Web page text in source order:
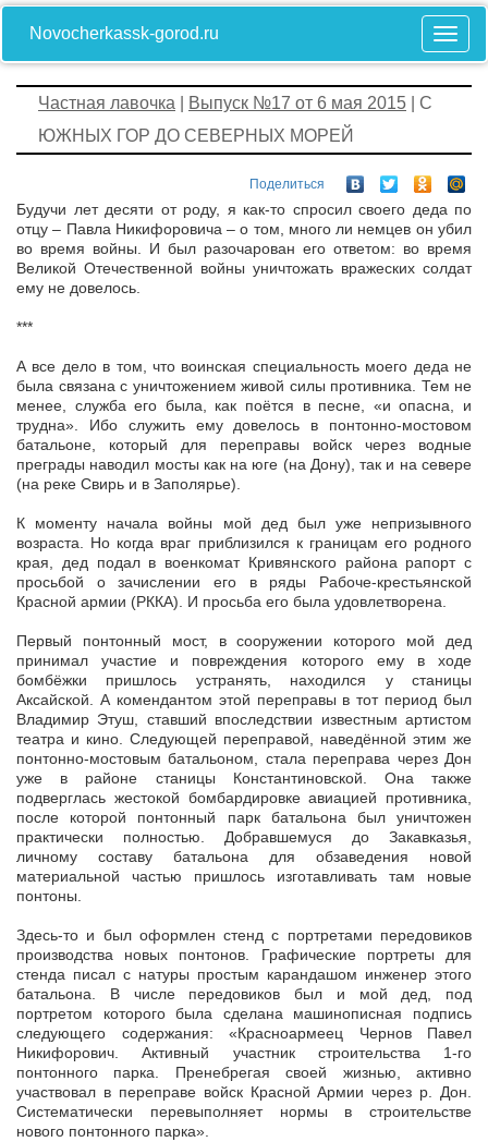
Novocherkassk-gorod.ru
Частная лавочка Выпуск №17 от 6 мая 2015 | С
ЮЖНЫХ ГОР ДО СЕВЕРНЫХ МОРЕЙ
Поделиться
Будучи лет десяти от роду, я как-то спросил своего деда по
отцу – Павла Никифоровича – о том, много ли немцев он убил
во время войны. И был разочарован его ответом: во время
Великой Отечественной войны уничтожать вражеских солдат
ему не довелось.
***
А все дело в том, что воинская специальность моего деда не
была связана с уничтожением живой силы противника. Тем не
менее, служба его была, как поётся в песне, «и опасна, и
трудна». Ибо служить ему довелось в понтонно-мостовом
батальоне, который для переправы войск через водные
преграды наводил мосты как на юге (на Дону), так и на севере
(на реке Свирь и в Заполярье).
К моменту начала войны мой дед был уже непризывного
возраста. Но когда враг приблизился к границам его родного
края, дед подал в военкомат Кривянского района рапорт с
просьбой о зачислении его в ряды Рабоче-крестьянской
Красной армии (РККА). И просьба его была удовлетворена.
Первый понтонный мост, в сооружении которого мой дед
принимал участие и повреждения которого ему в ходе
бомбёжки пришлось устранять, находился у станицы
Аксайской. А комендантом этой переправы в тот период был
Владимир Этуш, ставший впоследствии известным артистом
театра и кино. Следующей переправой, наведённой этим же
понтонно-мостовым батальоном, стала переправа через Дон
уже в районе станицы Константиновской. Она также
подверглась жестокой бомбардировке авиацией противника,
после которой понтонный парк батальона был уничтожен
практически полностью. Добравшемуся до Закавказья,
личному составу батальона для обзаведения новой
материальной частью пришлось изготавливать там новые
понтоны.
Здесь-то и был оформлен стенд с портретами передовиков
производства новых понтонов. Графические портреты для
стенда писал с натуры простым карандашом инженер этого
батальона. В числе передовиков был и мой дед, под
портретом которого была сделана машинописная подпись
следующего содержания: «Красноармеец Чернов Павел
Никифорович. Активный участник строительства 1-го
понтонного парка. Пренебрегая своей жизнью, активно
участвовал в переправе войск Красной Армии через р. Дон.
Систематически перевыполняет нормы в строительстве
нового понтонного парка».